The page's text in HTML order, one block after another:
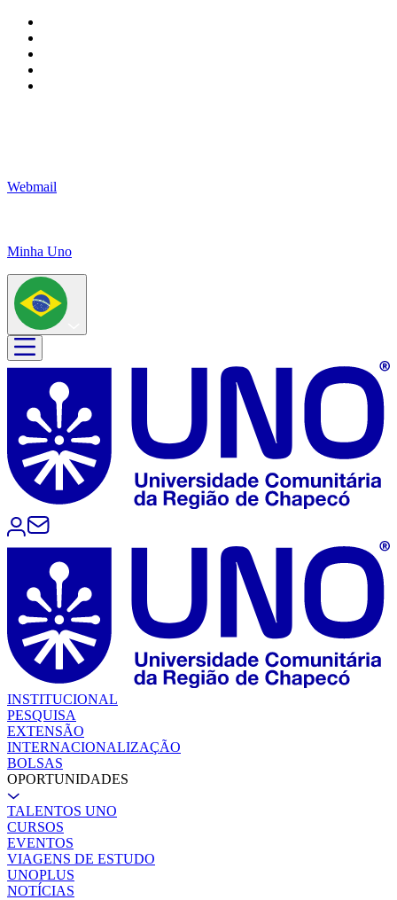
Webmail
Minha Uno
INSTITUCIONAL
PESQUISA
EXTENSÃO
INTERNACIONALIZAÇÃO
BOLSAS
OPORTUNIDADES
TALENTOS UNO
CURSOS
EVENTOS
VIAGENS DE ESTUDO
UNOPLUS
NOTÍCIAS